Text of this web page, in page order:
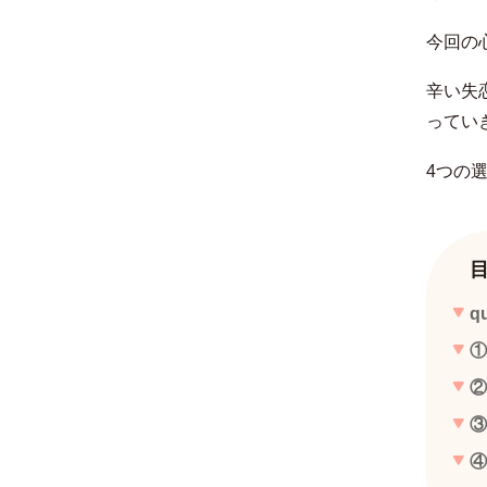
今回の
辛い失
ってい
4つの
①
②
③
④